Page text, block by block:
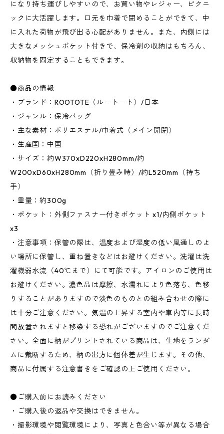
になり持ち運びしやすいので、お買い物やレジャー、ピクニ
ックに大活躍します。口元を巾着で閉めることができて、中
に入れた荷物が飛び出る心配がありません。また、内側には
大きなメッシュポケット付きで、保冷剤の収納はもちろん、
収納物を固定することもできます。
●商品の情報
・ブランド：ROOTOTE（ルートート）/日本
・ジャンル：保冷バッグ
・主な素材：ポリエステル/巾着式（メイン開閉）
・生産国：中国
・サイズ：約W370xD220xH280mm/約
W200xD60xH280mm（折り畳み時）/約L520mm（持ち
手）
・重量：約300g
・ポケット：外側ファスナー付きポケット x1/内側ポケット
x3
・注意事項：保管の際は、温度および湿度の低い風通しのよ
い場所に保管し、重ね置きなどはお避けください。洗濯は洗
濯機弱水流（40℃まで）にて可能です。アイロンのご使用は
お避けください。濃色品は摩擦、水濡れにより色落ち、色移
りすることがありますので淡色のものとの組み合わせの際に
は十分ご注意ください。気温の上昇する室内や車内等に長時
間放置されますと移染する恐れがございますのでご注意くだ
さい。全面に柄がプリントされている商品は、生地をランダ
ムに裁断するため、柄の出方に個体差が生じます。その他、
商品に付属する注意書きをご確認の上ご使用ください。
●ご購入前にお読みください
・ご購入後の返品や交換はできません。
・撮影環境や閲覧環境により、写真と色合い等が異なる場合